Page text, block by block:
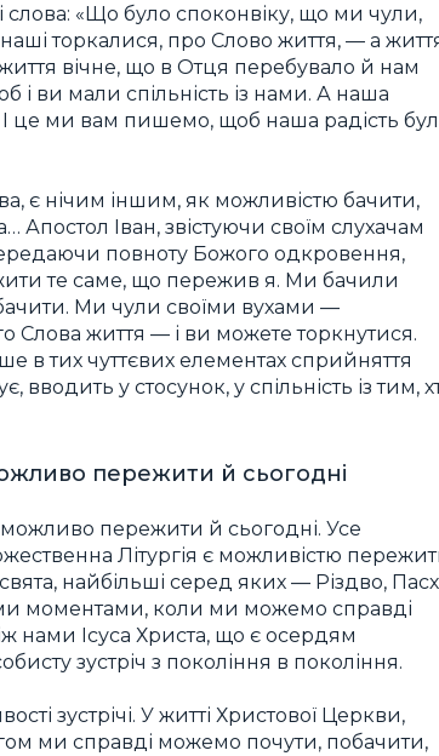
слова: «Що було споконвіку, що ми чули,
торкалися, про Слово життя, — а
вічне, що в Отця перебувало й нам
ви мали спільність із нами. А наша
І це ми вам пишемо, щоб наша радість
є нічим іншим, як можливістю бачити,
Апостол Іван, звістуючи своїм слухачам
повноту Божого одкровення,
те саме, що пережив я. Ми бачили
Ми чули своїми вухами —
Слова життя — і ви можете торкнутися.
в тих чуттєвих елементах сприйняття
вводить у стосунок, у спільність із тим,
пережити й сьогодні
можливо пережити й сьогодні. Усе
Літургія є можливістю
свята, найбільші серед яких — Різдво,
моментами, коли ми можемо справді
нами Ісуса Христа, що є осердям
зустріч з покоління в покоління.
зустрічі. У житті Христової Церкви,
ми справді можемо почути, побачити,